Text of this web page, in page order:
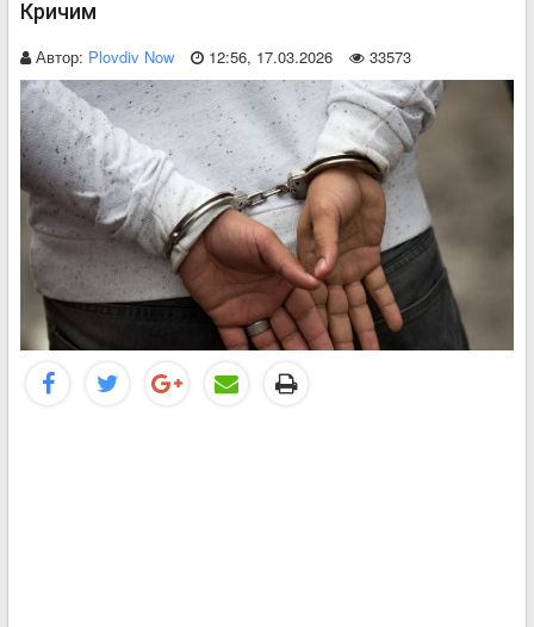
Кричим
Автор: Plovdiv Now 12:56, 17.03.2026 33573